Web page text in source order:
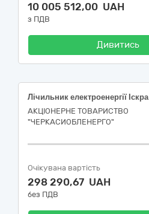
10 005 512,00 UAH
з ПДВ
Дивитись
Лічильник електроенергії Іскра
АКЦІОНЕРНЕ ТОВАРИСТВО
"ЧЕРКАСИОБЛЕНЕРГО"
Очікувана вартість
298 290,67 UAH
без ПДВ